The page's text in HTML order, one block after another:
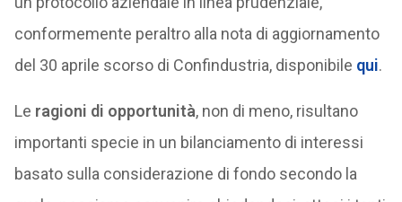
conformemente peraltro alla nota di aggiornamento
del 30 aprile scorso di Confindustria, disponibile qui.
Le ragioni di opportunità, non di meno, risultano
importanti specie in un bilanciamento di interessi
basato sulla considerazione di fondo secondo la